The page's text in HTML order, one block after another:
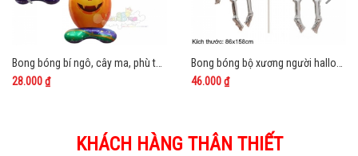
28.000 ₫
46.000 ₫
KHÁCH HÀNG THÂN THIẾT